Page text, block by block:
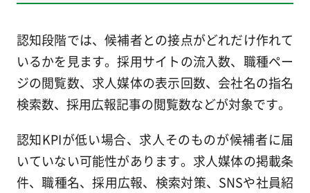
認知段階では、候補者との接点がどれだけ作れて
いるかを見ます。採用サイトの流入数、職種ペー
ジの閲覧数、求人媒体の表示回数、会社名の指名
検索数、採用広報記事の閲覧数などが対象です。
認知KPIが低い場合、求人そのものが候補者に届
いていない可能性があります。求人媒体の掲載条
件、職種名、採用広報、検索対策、SNSや社員紹